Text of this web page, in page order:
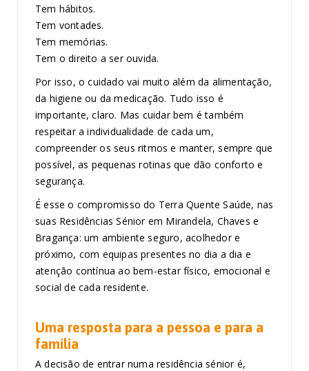
Tem hábitos.
Tem vontades.
Tem memórias.
Tem o direito a ser ouvida.
Por isso, o cuidado vai muito além da alimentação,
da higiene ou da medicação. Tudo isso é
importante, claro. Mas cuidar bem é também
respeitar a individualidade de cada um,
compreender os seus ritmos e manter, sempre que
possível, as pequenas rotinas que dão conforto e
segurança.
É esse o compromisso do Terra Quente Saúde, nas
suas Residências Sénior em Mirandela, Chaves e
Bragança: um ambiente seguro, acolhedor e
próximo, com equipas presentes no dia a dia e
atenção contínua ao bem-estar físico, emocional e
social de cada residente.
Uma resposta para a pessoa e para a
família
A decisão de entrar numa residência sénior é,